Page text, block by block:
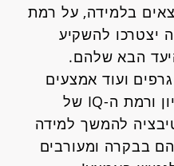
בלמידה, על רמת
יצטרכו להשקיע
הבא שלהם.
ועוד אמצעים
חזותיים אשר יציגו את הציון ורמת ה-IQ של
להמשך למידה
בבקרה ומעורבים